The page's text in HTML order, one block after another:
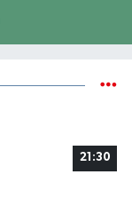
21:30